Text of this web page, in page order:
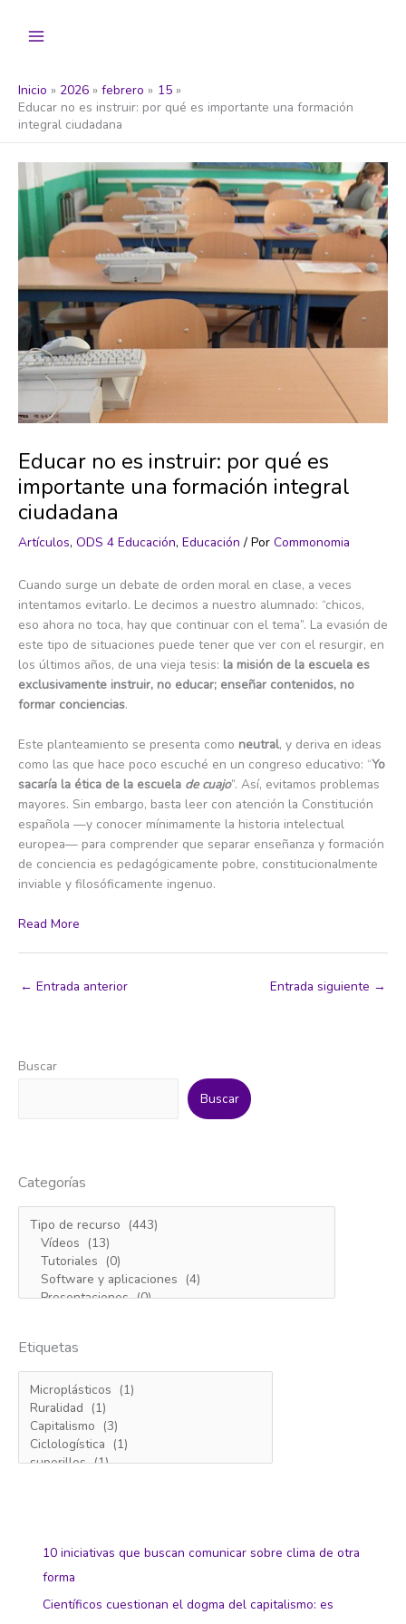
Inicio 2026 febrero
15
Educar no es instruir: por qué es importante una formación
integral ciudadana
Educar no es instruir: por qué es
importante una formación integral
ciudadana
Artículos, ODS 4 Educación, Educación / Por Commonomia
Cuando surge un debate de orden moral en clase, a veces
intentamos evitarlo. Le decimos a nuestro alumnado: “chicos,
eso ahora no toca, hay que continuar con el tema”. La evasión de
este tipo de situaciones puede tener que ver con el resurgir, en
los últimos años, de una vieja tesis: la misión de la escuela es
exclusivamente instruir, no educar; enseñar contenidos, no
formar conciencias.
Este planteamiento se presenta como neutral, y deriva en ideas
como las que hace poco escuché en un congreso educativo: “Yo
sacaría la ética de la escuela de cuajo”. Así, evitamos problemas
mayores. Sin embargo, basta leer con atención la Constitución
española —y conocer mínimamente la historia intelectual
europea— para comprender que separar enseñanza y formación
de conciencia es pedagógicamente pobre, constitucionalmente
inviable y filosóficamente ingenuo.
Read More
← Entrada anterior Entrada siguiente →
Buscar
Buscar
Categorías
Etiquetas
10 iniciativas que buscan comunicar sobre clima de otra
forma
Científicos cuestionan el dogma del capitalismo: es